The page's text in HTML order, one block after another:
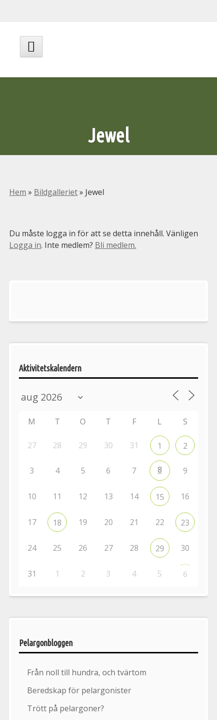
innehåll
Huvudmeny
Jewel
Hem » Bildgalleriet» Jewel
Du måste logga in för att se detta innehåll. Vänligen
Logga in. Inte medlem? Bli medlem.
aktiviteter
Aktivitetskalendern
M T O T F L S
27 28 29 30 31 1 2
3 4 5 6 7 8 9
10 11 12 13 14 15 16
17 18 19 20 21 22 23
24 25 26 27 28 29 30
31 1 2 3 4 5 6
Pelargonbloggen
Från noll till hundra, och tvärtom
Beredskap för pelargonister
Trött på pelargoner?